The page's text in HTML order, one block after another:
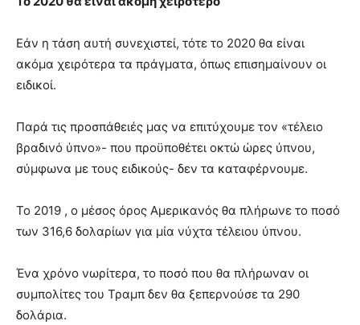
Εάν η τάση αυτή συνεχιστεί, τότε το 2020 θα είναι
ακόμα χειρότερα τα πράγματα, όπως επισημαίνουν οι
ειδικοί.
Παρά τις προσπάθειές μας να επιτύχουμε τον «τέλειο
βραδινό ύπνο»- που προϋποθέτει οκτώ ώρες ύπνου,
σύμφωνα με τους ειδικούς- δεν τα καταφέρνουμε.
Το 2019 , ο μέσος όρος Αμερικανός θα πλήρωνε το ποσό
των 316,6 δολαρίων για μία νύχτα τέλειου ύπνου.
Ένα χρόνο νωρίτερα, το ποσό που θα πλήρωναν οι
συμπολίτες του Τραμπ δεν θα ξεπερνούσε τα 290
δολάρια.